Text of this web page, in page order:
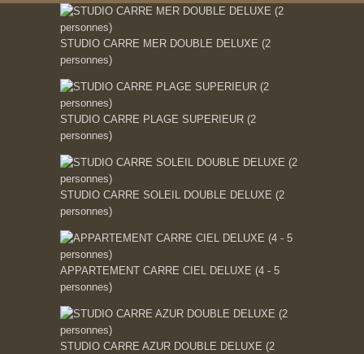
STUDIO CARRE MER DOUBLE DELUXE (2
personnes)
STUDIO CARRE PLAGE SUPERIEUR (2
personnes)
STUDIO CARRE SOLEIL DOUBLE DELUXE (2
personnes)
APPARTEMENT CARRE CIEL DELUXE (4 - 5
personnes)
STUDIO CARRE AZUR DOUBLE DELUXE (2